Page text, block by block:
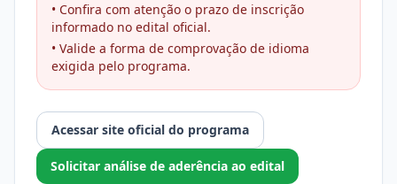
• Confira com atenção o prazo de inscrição
informado no edital oficial.
• Valide a forma de comprovação de idioma
exigida pelo programa.
Acessar site oficial do programa
Solicitar análise de aderência ao edital